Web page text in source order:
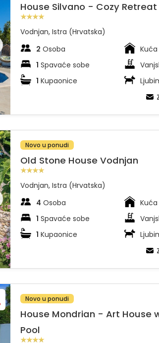
House Silvano - Cozy
Vodnjan, Istra (Hrvatska)
2 Osoba
1 Spavaće sobe
1 Kupaonice
Novo u ponudi
Old Stone House Vodnjan
Vodnjan, Istra (Hrvatska)
4 Osoba
1 Spavaće sobe
1 Kupaonice
Novo u ponudi
House Mondrian - Art House
Pool